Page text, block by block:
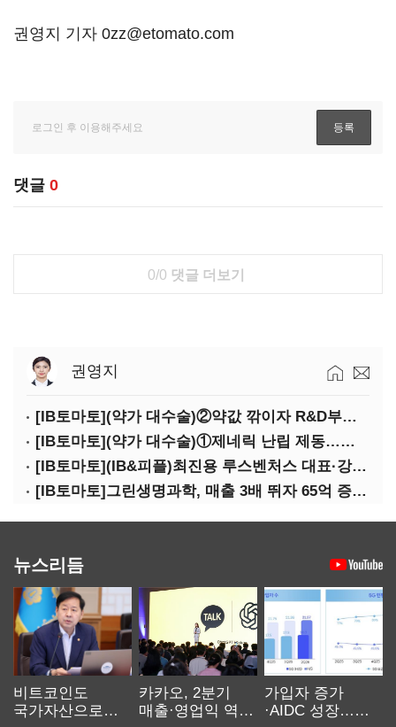
권영지 기자 0zz@etomato.com
댓글 0
0/0 댓글 더보기
권영지
[IB토마토](약가 대수술)②약값 깎이자 R&D부터 축소…제약업계 비상경영 돌입
[IB토마토](약가 대수술)①제네릭 난립 제동…중소 제약사 수익성 비상
[IB토마토](IB&피플)최진용 루스벤처스 대표·강승순 이사
[IB토마토]그린생명과학, 매출 3배 뛰자 65억 증설…상위 2곳 의존도 82%
뉴스리듬
비트코인도
국가자산으로…'
카카오, 2분기
매출·영업익 역대
가입자 증가
·AIDC 성장…